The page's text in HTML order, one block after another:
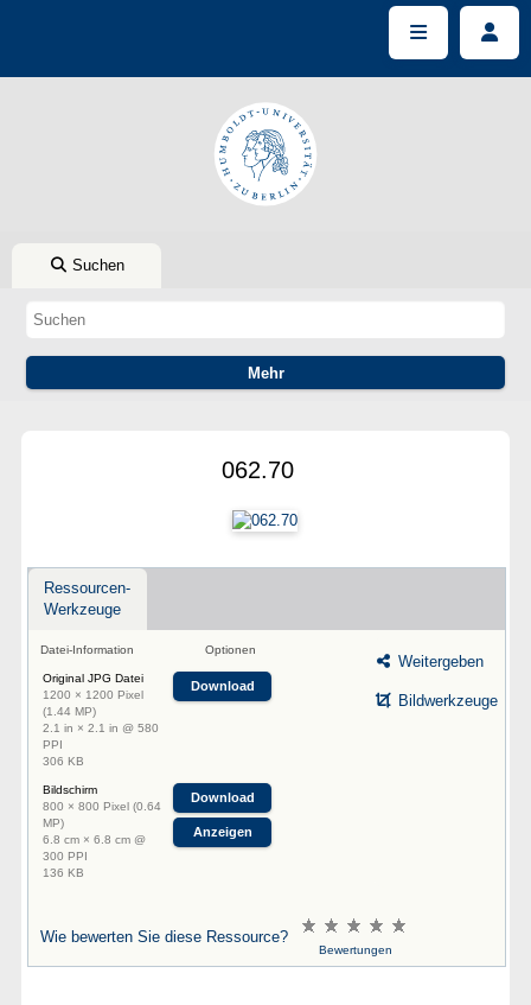
Suchen
062.70
Ressourcen-
Werkzeuge
Datei-Information Optionen
Original JPG Datei
1200 × 1200 Pixel
(1.44 MP)
2.1 in × 2.1 in @ 580
PPI
306 KB
Download
Bildschirm
800 × 800 Pixel (0.64
MP)
6.8 cm × 6.8 cm @
300 PPI
136 KB
Download
Anzeigen
Weitergeben
Bildwerkzeuge
Wie bewerten Sie diese Ressource?
Bewertungen